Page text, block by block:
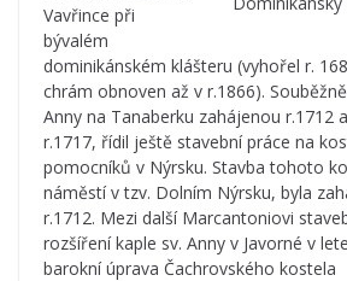
Vavřince při
bývalém
dominikánském klášteru (vyhořel r.
chrám obnoven až v r.1866).
Anny na Tanaberku zahájenou r.1712
r.1717, řídil ještě stavební práce na
pomocníků v Nýrsku. Stavba tohoto
náměstí v tzv. Dolním Nýrsku, byla
r.1712. Mezi další Marcantoniovi
rozšíření kaple sv. Anny v Javorné v
barokní úprava Čachrovského kostela